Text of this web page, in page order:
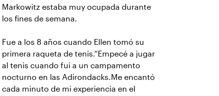
Markowitz estaba muy ocupada durante
los fines de semana.
Fue a los 8 años cuando Ellen tomó su
primera raqueta de tenis.“Empecé a jugar
al tenis cuando fui a un campamento
nocturno en las Adirondacks.Me encantó
cada minuto de mi experiencia en el